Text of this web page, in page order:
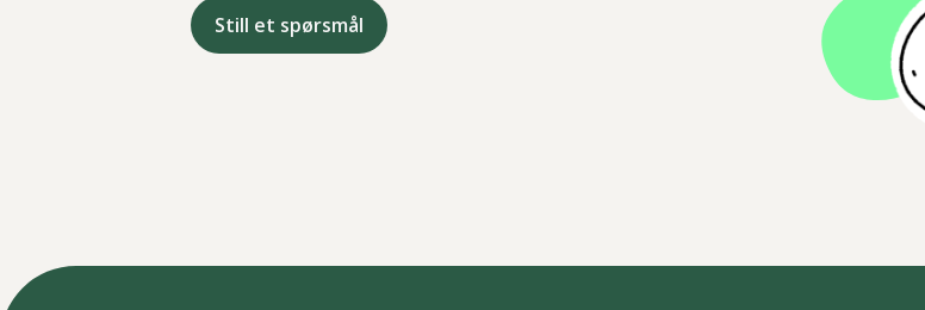
Still et spørsmål